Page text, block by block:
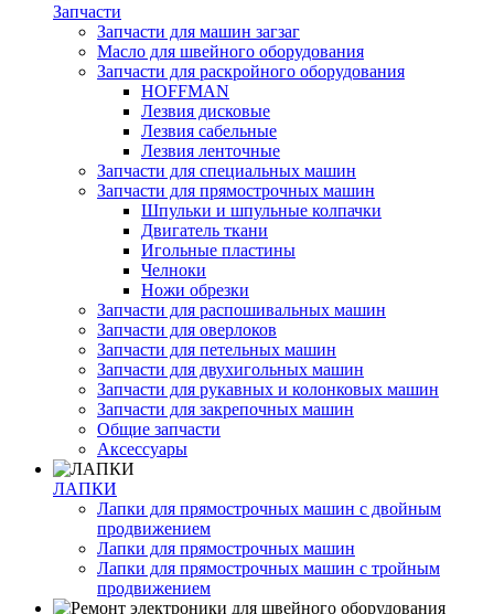
Запчасти
Запчасти для машин загзаг
Масло для швейного оборудования
Запчасти для раскройного оборудования
HOFFMAN
Лезвия дисковые
Лезвия сабельные
Лезвия ленточные
Запчасти для специальных машин
Запчасти для прямострочных машин
Шпульки и шпульные колпачки
Двигатель ткани
Игольные пластины
Челноки
Ножи обрезки
Запчасти для распошивальных машин
Запчасти для оверлоков
Запчасти для петельных машин
Запчасти для двухигольных машин
Запчасти для рукавных и колонковых машин
Запчасти для закрепочных машин
Общие запчасти
Аксессуары
ЛАПКИ
Лапки для прямострочных машин с двойным
продвижением
Лапки для прямострочных машин
Лапки для прямострочных машин с тройным
продвижением